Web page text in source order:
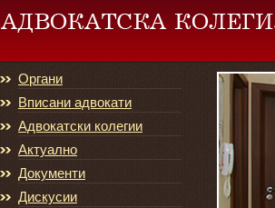
Органи
Вписани адвокати
Адвокатски колегии
Актуално
Документи
Дискусии